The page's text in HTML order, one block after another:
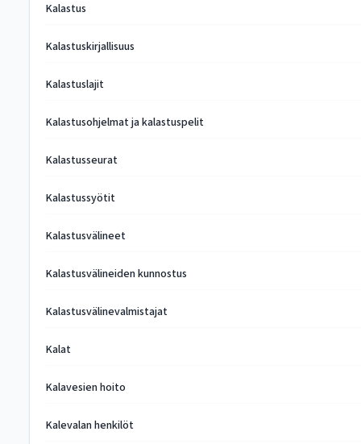
Kalastus
Kalastuskirjallisuus
Kalastuslajit
Kalastusohjelmat ja kalastuspelit
Kalastusseurat
Kalastussyötit
Kalastusvälineet
Kalastusvälineiden kunnostus
Kalastusvälinevalmistajat
Kalat
Kalavesien hoito
Kalevalan henkilöt